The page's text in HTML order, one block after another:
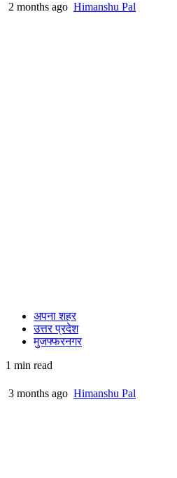
2 months ago Himanshu Pal
अपना शहर
उत्तर प्रदेश
मुजफ्फरनगर
1 min read
3 months ago Himanshu Pal